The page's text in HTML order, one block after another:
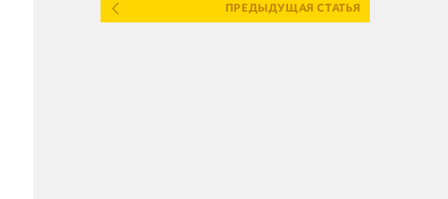
ПРЕДЫДУЩАЯ СТАТЬЯ